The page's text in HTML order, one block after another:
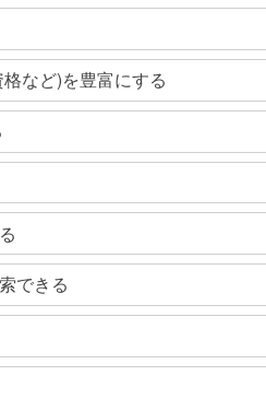
など)を豊富にする
できる